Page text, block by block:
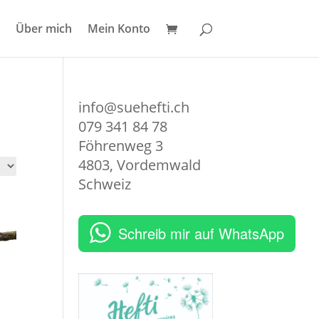
Über mich Mein Konto
info@suehefti.ch
079 341 84 78
Föhrenweg 3
4803,Vordemwald
Schweiz
Schreib mir auf WhatsApp